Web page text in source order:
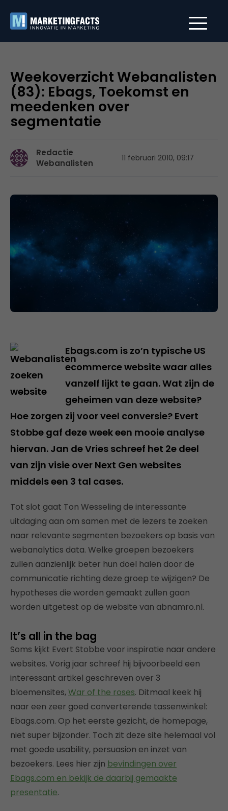
Weekoverzicht Webanalisten
(83): Ebags, Toekomst en
meedenken over
segmentatie
Redactie
Webanalisten
11 februari 2010, 09:17
Ebags.com is zo’n typische US
ecommerce website waar alles
vanzelf lijkt te gaan. Wat zijn de
geheimen van deze website?
Hoe zorgen zij voor veel conversie? Evert
Stobbe gaf deze week een mooie analyse
hiervan. Jan de Vries schreef het 2e deel
van zijn visie over Next Gen websites
middels een 3 tal cases.
Tot slot gaat Ton Wesseling de interessante
uitdaging aan om samen met de lezers te zoeken
naar relevante segmenten bezoekers op basis van
webanalytics data. Welke groepen bezoekers
zullen aanzienlijk beter hun doel halen door de
communicatie richting deze groep te wijzigen? De
hypotheses die worden gemaakt zullen gaan
worden uitgetest op de website van abnamro.nl.
It’s all in the bag
Soms kijkt Evert Stobbe voor inspiratie naar andere
websites. Vorig jaar schreef hij bijvoorbeeld een
interessant artikel geschreven over 3
bloemensites,War of the roses. Ditmaal keek hij
naar een zeer goed converterende tassenwinkel:
Ebags.com. Op het eerste gezicht, de homepage,
niet super bijzonder. Toch zit deze site helemaal vol
met goede usability, persuasion en inzet van
bezoekers. Lees hier zijn bevindingen over
Ebags.com en bekijk de daarbij gemaakte
presentatie.